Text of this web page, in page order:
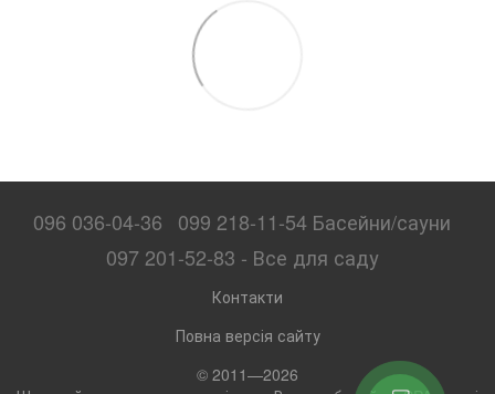
096 036-04-36
099 218-11-54 Басейни/сауни
097 201-52-83 - Все для саду
Контакти
Повна версія сайту
© 2011—2026